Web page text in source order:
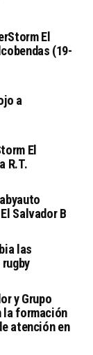
El
(19-
a
El
R.T.
Salvador B
las
y Grupo
la formación
atención en